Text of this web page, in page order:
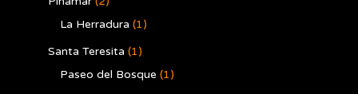
La Herradura (1)
Santa Teresita (1)
Paseo del Bosque (1)